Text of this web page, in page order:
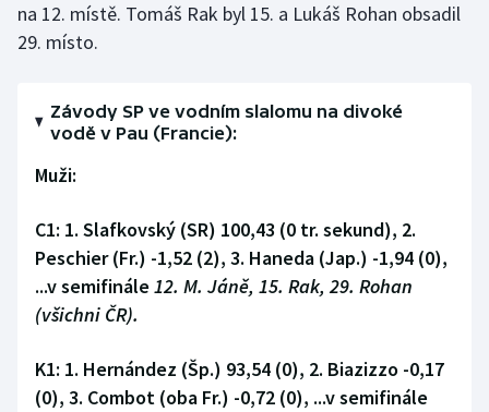
Judo
Lezení
Lyže a snowboard
Moderní pětiboj
Motorsport
Olympijské hry
na 12. místě. Tomáš Rak byl 15. a Lukáš Rohan obsadil
29. místo.
Závody SP ve vodním slalomu na divoké
vodě v Pau (Francie):
Muži:
C1: 1. Slafkovský (SR) 100,43 (0 tr. sekund), 2.
Peschier (Fr.) -1,52 (2), 3. Haneda (Jap.) -1,94 (0),
...v semifinále 12. M. Jáně, 15. Rak, 29. Rohan
(všichni ČR).
K1: 1. Hernández (Šp.) 93,54 (0), 2. Biazizzo -0,17
(0), 3. Combot (oba Fr.) -0,72 (0), ...v semifinále